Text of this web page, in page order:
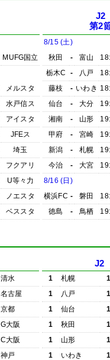
MUFG国立
メルスタ
水戸信ス
アイスタ
JFEス
埼玉
フクアリ
U等々力
ノエスタ
ベススタ
J2
第2
8/15 (土)
秋田
- 富山
栃木C
- 八戸
藤枝
- いわき
仙台
- 大分
湘南
- 山形
甲府
- 宮崎
新潟
- 札幌
今治
- 大宮
8/16 (日)
横浜FC - 磐田
徳島
- 鳥栖
清水
名古屋
京都
G大阪
C大阪
神戸
J2
1 札幌
1
八戸
1
仙台
1
秋田
1
山形
1
いわき